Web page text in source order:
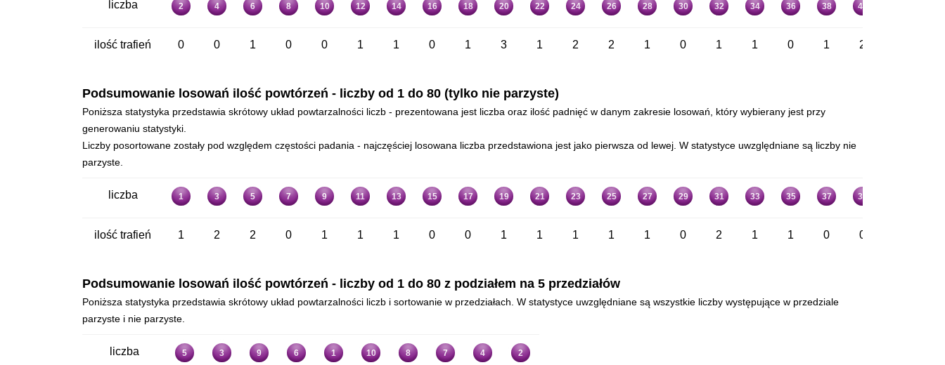
liczba 2 4 6 8 10 12 14 16 18 20 22 24 26 28 30 32 34 36 38 40
ilość trafień 0 0 1 0 0 1 1 0 1 3 1 2 2 1 0 1 1 0 1 2
Podsumowanie losowań ilość powtórzeń - liczby od 1 do 80 (tylko nie parzyste)
Poniższa statystyka przedstawia skrótowy układ powtarzalności liczb - prezentowana jest liczba oraz ilość padnięć w danym zakresie losowań, który wybierany jest przy
generowaniu statystyki.
Liczby posortowane zostały pod względem częstości padania - najczęściej losowana liczba przedstawiona jest jako pierwsza od lewej. W statystyce uwzględniane są liczby nie
parzyste.
liczba 1 3 5 7 9 11 13 15 17 19 21 23 25 27 29 31 33 35 37 39
ilość trafień 1 2 2 0 1 1 1 0 0 1 1 1 1 1 0 2 1 1 0 0
Podsumowanie losowań ilość powtórzeń - liczby od 1 do 80 z podziałem na 5 przedziałów
Poniższa statystyka przedstawia skrótowy układ powtarzalności liczb i sortowanie w przedziałach. W statystyce uwzględniane są wszystkie liczby występujące w przedziale
parzyste i nie parzyste.
liczba 5 3 9 6 1 10 8 7 4 2